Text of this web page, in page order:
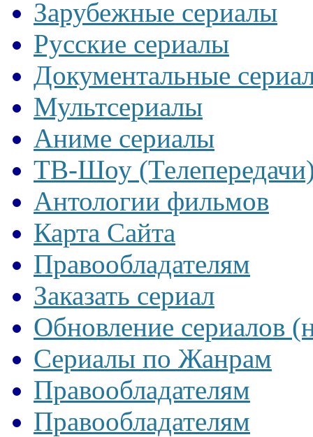
Зарубежные сериалы
Русские сериалы
Документальные
Мультсериалы
Аниме сериалы
ТВ-Шоу
Антологии фильмов
Карта Сайта
Правообладателям
Заказать сериал
Обновление сериалов
Сериалы по Жанрам
Правообладателям
Правообладателям